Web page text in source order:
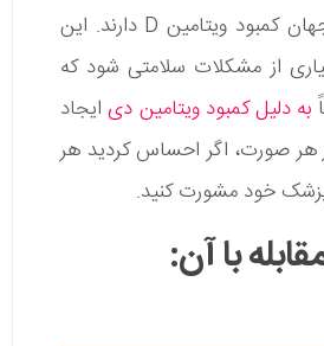
تخمین زده می‌شود که حدود 1 میلیارد نفر در سراسر جهان کمبود ویتامین D دارند. این
از مشکلات سلامتی شود که
به دلیل کمبود ویتامین دیایجاد
هر صورت، اگر احساس کردید هر
پزشک خود مشورت کنید.